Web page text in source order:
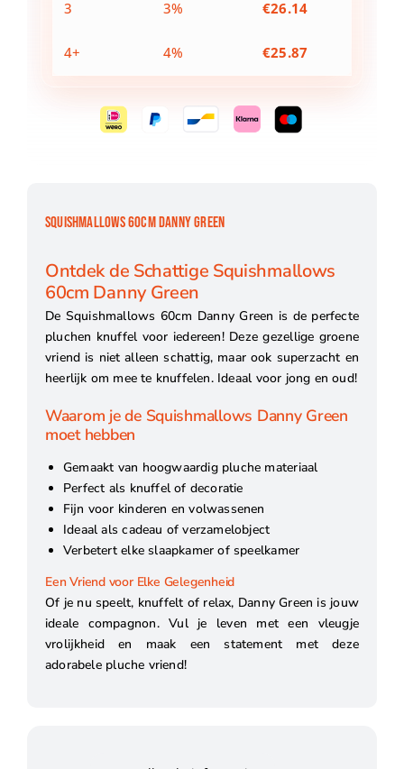
3 3% €26.14
4+ 4% €25.87
SQUISHMALLOWS 60CM DANNY GREEN
Ontdek de Schattige Squishmallows
60cm Danny Green
De Squishmallows 60cm Danny Green is de perfecte
pluchen knuffel voor iedereen! Deze gezellige groene
vriend is niet alleen schattig, maar ook superzacht en
heerlijk om mee te knuffelen. Ideaal voor jong en oud!
Waarom je de Squishmallows Danny Green
moet hebben
Gemaakt van hoogwaardig pluche materiaal
Perfect als knuffel of decoratie
Fijn voor kinderen en volwassenen
Ideaal als cadeau of verzamelobject
Verbetert elke slaapkamer of speelkamer
Een Vriend voor Elke Gelegenheid
Of je nu speelt, knuffelt of relax, Danny Green is jouw
ideale compagnon. Vul je leven met een vleugje
vrolijkheid en maak een statement met deze
adorabele pluche vriend!